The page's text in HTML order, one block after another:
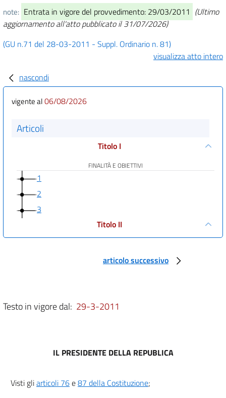
note: Entrata in vigore del provvedimento: 29/03/2011 (Ultimo
aggiornamento all'atto pubblicato il 31/07/2026)
(GU n.71 del 28-03-2011 - Suppl. Ordinario n. 81)
visualizza atto intero
nascondi
vigente al06/08/2026
Articoli
Titolo I
FINALITÀ E OBIETTIVI
1
2
3
Titolo II
AUTORIZZAZIONI E PROCEDURE AMMINISTRATIVE
7
articolo successivo
Testo in vigore dal: 29-3-2011
IL PRESIDENTE DELLA REPUBLICA
Visti gliarticoli 76e87 della Costituzione;